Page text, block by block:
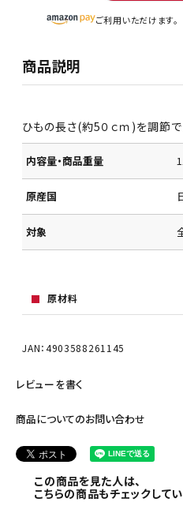
ご利用いただけます。
商品説明
ひもの長さ(約5０ｃｍ)を調節で
内容量・商品重量
原産国
対象
原材料
JAN：4903588261145
レビューを書く
商品についてのお問い合わせ
この商品を見た人は、
こちらの商品もチェックしてい